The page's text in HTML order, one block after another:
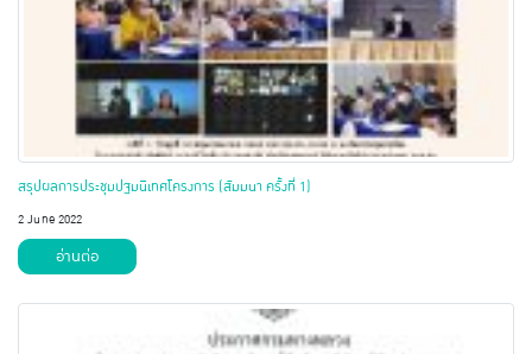
สรุปผลการประชุมปฐมนิเทศโครงการ (สัมมนา ครั้งที่ 1)
2 June 2022
อ่านต่อ